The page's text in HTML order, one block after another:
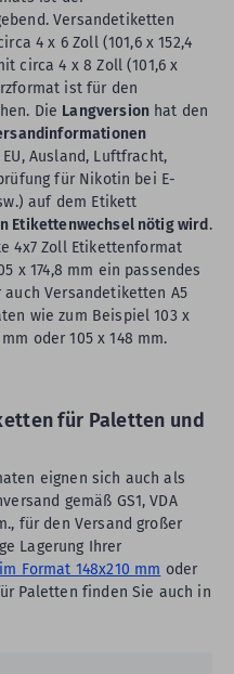
Versandetiketten
4 x 6 Zoll (101,6 x 152,4
circa 4 x 8 Zoll (101,6 x
ist für den
Die Langversion hat den
Ausland, Luftfracht,
für Nikotin bei E-
auf dem Etikett
Etikettenwechsel nötig wird .
4x7 Zoll Etikettenformat
x 174,8 mm ein passendes
Versandetiketten A5
wie zum Beispiel 103 x
oder 105 x 148 mm.
für Paletten und
eignen sich auch als
gemäß GS1, VDA
für den Versand großer
Lagerung Ihrer
Format 148x210 mm oder
Paletten finden Sie auch in